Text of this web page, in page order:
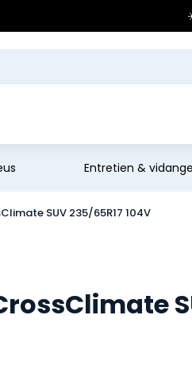
Entretien & vidange
SUV 235/65R17 104V